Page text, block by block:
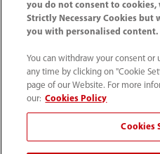
52 55 5661 9450
Condiciones de uso｜
Aviso de privacidad
Contáctenos
you do not consent to cookies,
Strictly Necessary Cookies
you with personalised content.
You can withdraw your consent or
any time by clicking on "Cookie
page of our Website. For more
our: Cookies Policy
Cookies